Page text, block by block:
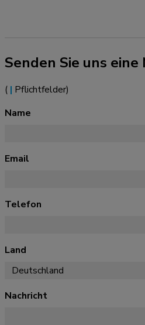
Senden Sie uns eine
( | Pflichtfelder)
Name
Email
Telefon
Land
Nachricht